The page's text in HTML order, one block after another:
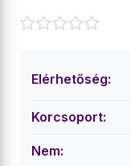
Elérhetőség:
Korcsoport:
Nem: